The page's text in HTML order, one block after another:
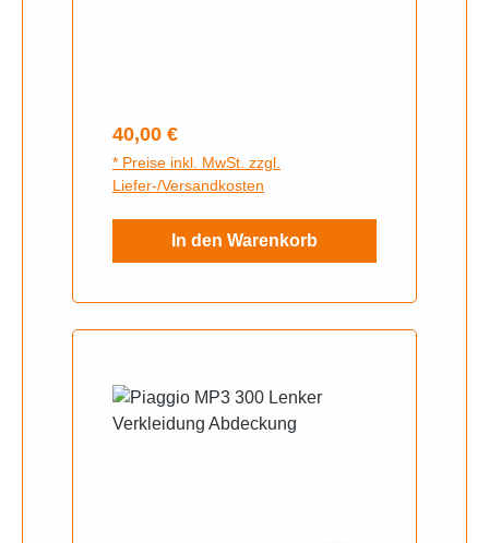
2017)Piaggio MP3 300i LT ABS
(TA11/TA19L) Euro4 (ab Bj.
2018)Piaggio MP3 500
Regulärer Preis:
40,00 €
* Preise inkl. MwSt. zzgl.
Liefer-/Versandkosten
In den Warenkorb